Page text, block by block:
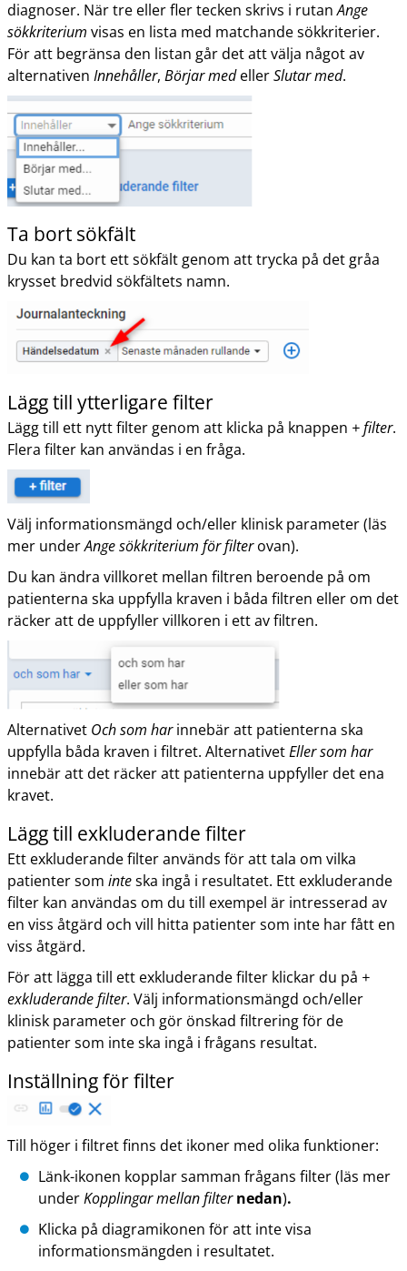
diagnoser. När tre eller fler tecken skrivs i rutanAnge
sökkriterium visas en lista med matchande sökkriterier.
För att begränsa den listan går det att välja något av
alternativen Innehåller, Börjar medellerSlutar med.
Ta bort sökfält
Du kan ta bort ett sökfält genom att trycka på det gråa
krysset bredvid sökfältets namn.
Lägg till ytterligare filter
Lägg till ett nytt filter genom att klicka på knappen + filter.
Flera filter kan användas i en fråga.
Välj informationsmängd och/eller klinisk parameter (läs
mer underAnge sökkriterium för filterovan).
Du kan ändra villkoret mellan filtren beroende på om
patienterna ska uppfylla kraven i båda filtren eller om det
räcker att de uppfyller villkoren i ett av filtren.
Alternativet Och som harinnebär att patienterna ska
uppfylla båda kraven i filtret. AlternativetEller som har
innebär att det räcker att patienterna uppfyller det ena
kravet.
Lägg till exkluderande filter
Ett exkluderande filter används för att tala om vilka
patienter som inteska ingå i resultatet. Ett exkluderande
filter kan användas om du till exempel är intresserad av
en viss åtgärd och vill hitta patienter som inte har fått en
viss åtgärd.
För att lägga till ett exkluderande filter klickar du på +
exkluderande filter. Välj informationsmängd och/eller
klinisk parameter och gör önskad filtrering för de
patienter som inte ska ingå i frågans resultat.
Inställning för filter
Till höger i filtret finns det ikoner med olika funktioner:
Länk-ikonen kopplar samman frågans filter (läs mer
underKopplingar mellan filternedan).
Klicka på diagramikonen för att inte visa
informationsmängden i resultatet.